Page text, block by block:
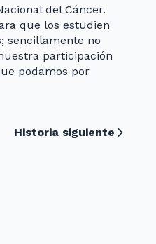
del Cáncer.
que los estudien
sencillamente no
participación
podamos por
Historia siguiente